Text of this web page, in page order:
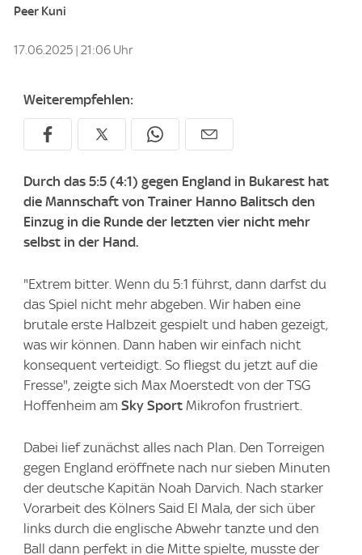
Peer Kuni
17.06.2025 | 21:06 Uhr
Weiterempfehlen:
Durch das 5:5 (4:1) gegen England in Bukarest hat
die Mannschaft von Trainer Hanno Balitsch den
Einzug in die Runde der letzten vier nicht mehr
selbst in der Hand.
"Extrem bitter. Wenn du 5:1 führst, dann darfst du
das Spiel nicht mehr abgeben. Wir haben eine
brutale erste Halbzeit gespielt und haben gezeigt,
was wir können. Dann haben wir einfach nicht
konsequent verteidigt. So fliegst du jetzt auf die
Fresse", zeigte sich Max Moerstedt von der TSG
Hoffenheim am Sky Sport Mikrofon frustriert.
Dabei lief zunächst alles nach Plan. Den Torreigen
gegen England eröffnete nach nur sieben Minuten
der deutsche Kapitän Noah Darvich. Nach starker
Vorarbeit des Kölners Said El Mala, der sich über
links durch die englische Abwehr tanzte und den
Ball dann perfekt in die Mitte spielte, musste der